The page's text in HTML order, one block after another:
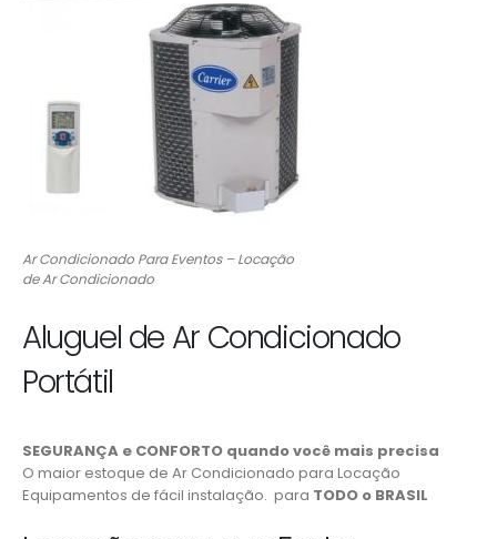
Ar Condicionado Para Eventos – Locação
de Ar Condicionado
Aluguel de Ar Condicionado
Portátil
SEGURANÇA e CONFORTO quando você mais precisa
O maior estoque de Ar Condicionado para Locação
Equipamentos de fácil instalação. para TODO o BRASIL